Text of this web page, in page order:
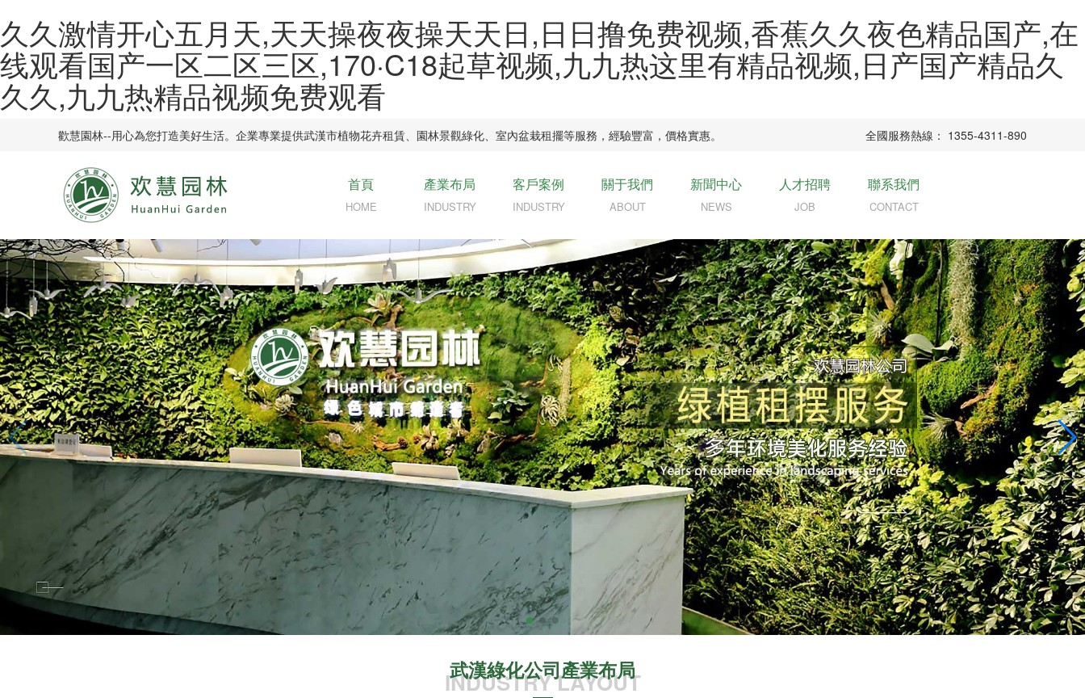
久久激情开心五月天,天天操夜夜操天天日,日日撸免费视频,香蕉久久夜色精品国产,在
线观看国产一区二区三区,170·C18起草视频,九九热这里有精品视频,日产国产精品久
久久,九九热精品视频免费观看
歡慧園林--用心為您打造美好生活。企業專業提供武漢市植物花卉租賃、園林景觀綠化、室內盆栽租擺等服務，經驗豐富，價格實惠。 全國服務熱線： 1355-4311-890
首頁
HOME
產業布局
INDUSTRY
客戶案例
INDUSTRY
關于我們
ABOUT
新聞中心
NEWS
人才招聘
JOB
聯系我們
CONTACT
武漢綠化公司產業布局
INDUSTRY LAYOUT